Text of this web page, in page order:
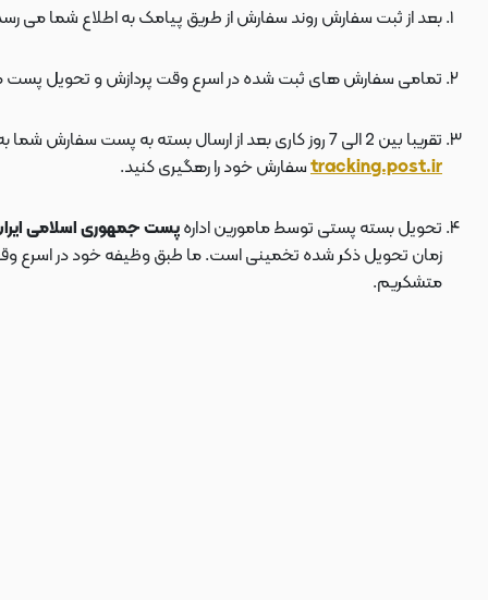
بعد از ثبت سفارش روند سفارش از طریق پیامک به اطلاع شما می
تمامی سفارش های ثبت شده در اسرع وقت پردازش و تحویل
تقریبا بین 2 الی 7 روز کاری بعد از ارسال بسته به پست سفارش شما به دستتان می رسد . بعد از ارسال بسته به پست ، کد مرسوله هم برای شما پیامک می شود که توسط آن می توانید در سایت پست به نشانی
tracking.post.irسفارش خود را رهگیری کنید.
تحویل بسته پستی توسط مامورین ادارهپست جمهوری اسلامی
زمان تحویل ذکر شده تخمینی است. ما طبق وظیفه خود در اسرع وقت
متشکریم.